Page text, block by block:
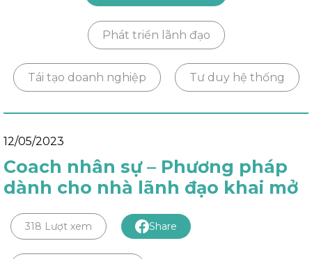
Phát triển lãnh đạo
Tái tạo doanh nghiệp Tư duy hệ thống
12/05/2023
Coach nhân sự – Phương pháp
dành cho nhà lãnh đạo khai mở
318 Lượt xem Share